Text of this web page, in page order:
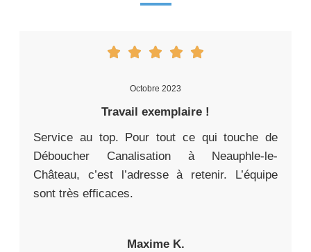
Octobre 2023
Travail exemplaire !
Service au top. Pour tout ce qui touche de
Déboucher Canalisation à Neauphle-le-
Château, c’est l’adresse à retenir. L’équipe
sont très efficaces.
Maxime K.